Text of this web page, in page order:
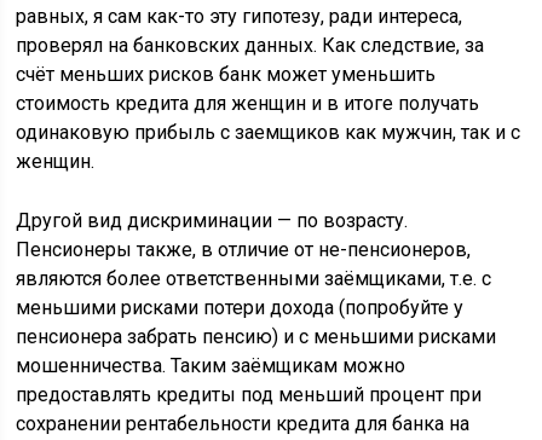
равных, я сам как-то эту гипотезу, ради интереса,
проверял на банковских данных. Как следствие, за
счёт меньших рисков банк может уменьшить
стоимость кредита для женщин и в итоге получать
одинаковую прибыль с заемщиков как мужчин, так и с
женщин.
Другой вид дискриминации — по возрасту.
Пенсионеры также, в отличие от не-пенсионеров,
являются более ответственными заёмщиками, т.е. с
меньшими рисками потери дохода (попробуйте у
пенсионера забрать пенсию) и с меньшими рисками
мошенничества. Таким заёмщикам можно
предоставлять кредиты под меньший процент при
сохранении рентабельности кредита для банка на